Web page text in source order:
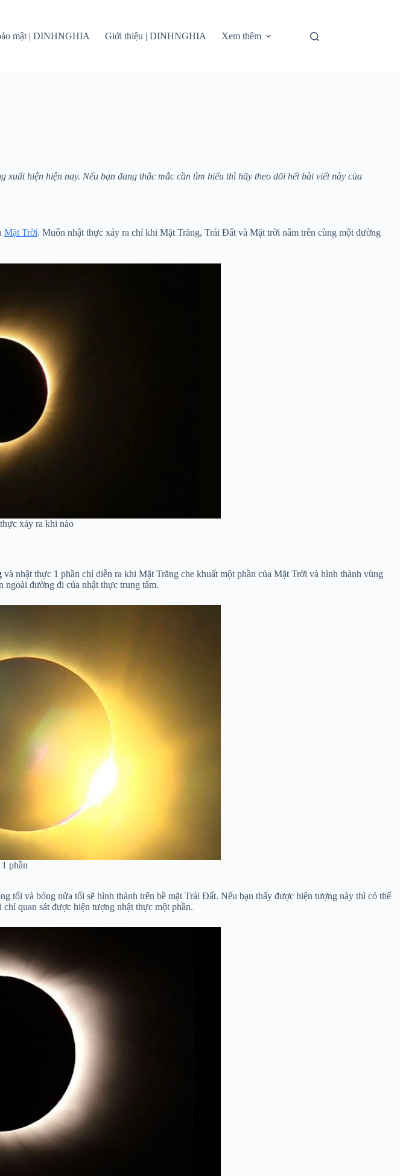
mật | DINHNGHIA Giới thiệu | DINHNGHIA Xem thêm
hiện hiện nay. Nếu bạn đang thắc mắc cần tìm hiểu thì hãy theo dõi hết bài viết này của
Mặt Trời. Muốn nhật thực xảy ra chỉ khi Mặt Trăng, Trái Đất và Mặt trời nằm trên cùng một đường
xảy ra khi nào
và nhật thực 1 phần chỉ diễn ra khi Mặt Trăng che khuất một phần của Mặt Trời và hình thành vùng
đường đi của nhật thực trung tâm.
phần
tối và bóng nửa tối sẽ hình thành trên bề mặt Trái Đất. Nếu bạn thấy được hiện tượng này thì có thể
quan sát được hiện tượng nhật thực một phần.